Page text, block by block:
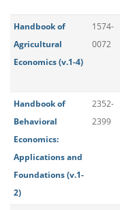
Handbook of
Agricultural
Economics (v.1-4)
1574-
0072
Handbook of
Behavioral
Economics:
Applications and
Foundations (v.1-
2)
2352-
2399